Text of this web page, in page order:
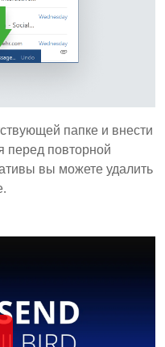
папке и внести
перед повторной
вы можете удалить